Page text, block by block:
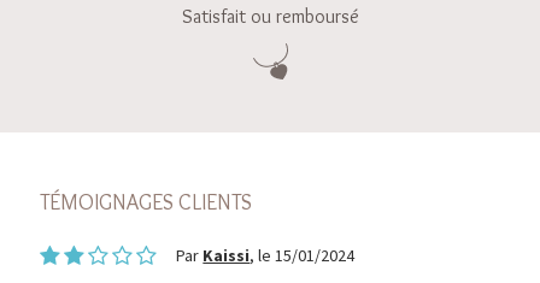
Satisfait ou remboursé
TÉMOIGNAGES CLIENTS
Par Kaissi, le 15/01/2024